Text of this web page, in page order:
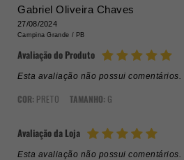
Gabriel Oliveira Chaves
27/08/2024
Campina Grande / PB
Avaliação do Produto
Esta avaliação não possui comentários.
COR: PRETO TAMANHO: G
Avaliação da Loja
Esta avaliação não possui comentários.